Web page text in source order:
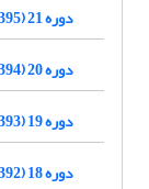
دوره 21 (1395 و 1396)
دوره 20 (1394 و 1395)
دوره 19 (1393 و 1394)
دوره 18 (1392 و 1393)